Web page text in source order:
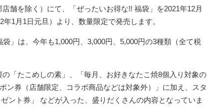
舗を除く）にて、「ぜったいお得な!! 福袋」を2021年12月
1月1日元旦）より、数量限定で発売します。
」は、今年も1,000円、3,000円、5,000円の3種類（全て税
の「たこめしの素」、「毎月、お好きなたこ焼8個入り対象の
ン券（店舗限定、コラボ商品などは対象外）」に加え、スタ
ント券」 などが入った、盛りだくさんの内容となっていま